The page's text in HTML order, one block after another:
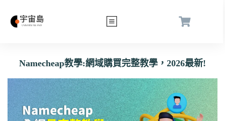
Namecheap教學:網域購買完整教學，2026最新!